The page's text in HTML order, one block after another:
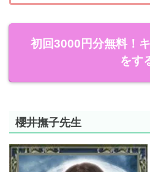
初回3000円分無料！
をす
櫻井撫子先生